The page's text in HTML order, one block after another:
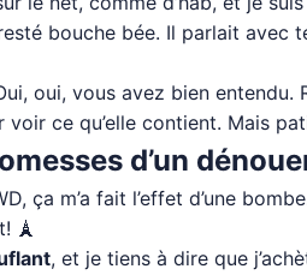
bouche bée. Il parlait avec
oui, vous avez bien
ce qu’elle contient. Mais
d’un
ça m’a fait l’effet d’une
🗼
, et je tiens à dire que